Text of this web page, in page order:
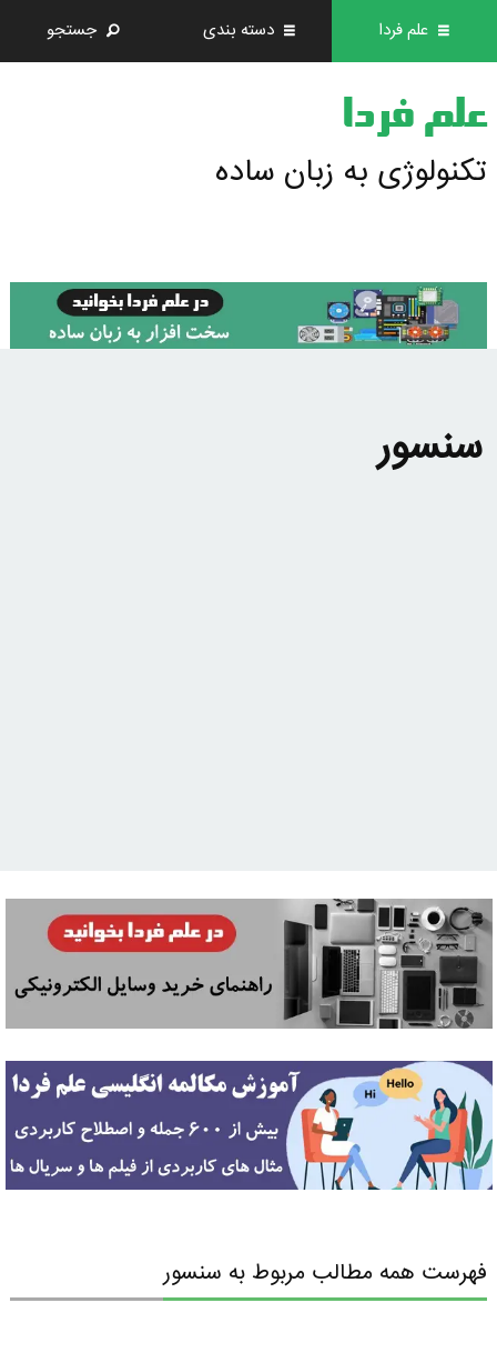
علم فردا دسته بندی جستجو
علم فردا
تکنولوژی به زبان ساده
سنسور
فهرست همه مطالب مربوط به سنسور